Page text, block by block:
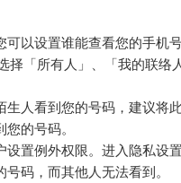
可以设置谁能查看您的手机
择「所有人」、「我的联络
生人看到您的号码，建议将
的号码。
设置例外权限。进入隐私设
码，而其他人无法看到。